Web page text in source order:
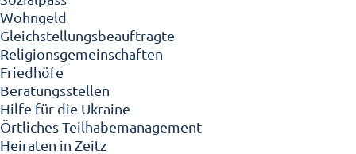
Wohngeld
Gleichstellungsbeauftragte
Religionsgemeinschaften
Friedhöfe
Beratungsstellen
Hilfe für die Ukraine
Örtliches Teilhabemanagement
Heiraten in Zeitz